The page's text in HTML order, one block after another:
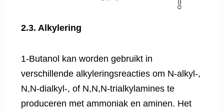
2.3. Alkylering
1-Butanol kan worden gebruikt in
verschillende alkyleringsreacties om N-alkyl-,
N,N-dialkyl-, of N,N,N-trialkylamines te
produceren met ammoniak en aminen. Het